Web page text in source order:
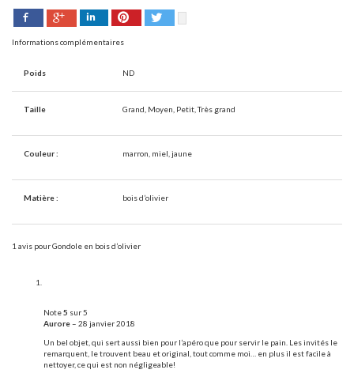
Facebook Google+ LinkedIn Pinterest
Informations complémentaires
Poids ND
Taille Grand, Moyen, Petit, Très grand
Couleur : marron, miel, jaune
Matière : bois d’olivier
1 avis pourGondole en bois d’olivier
Note5 sur 5
Aurore– 28 janvier 2018
Un bel objet, qui sert aussi bien pour l’apéro que pour servir le pain. Les invités le
remarquent, le trouvent beau et original, tout comme moi… en plus il est facile à
nettoyer, ce qui est non négligeable!